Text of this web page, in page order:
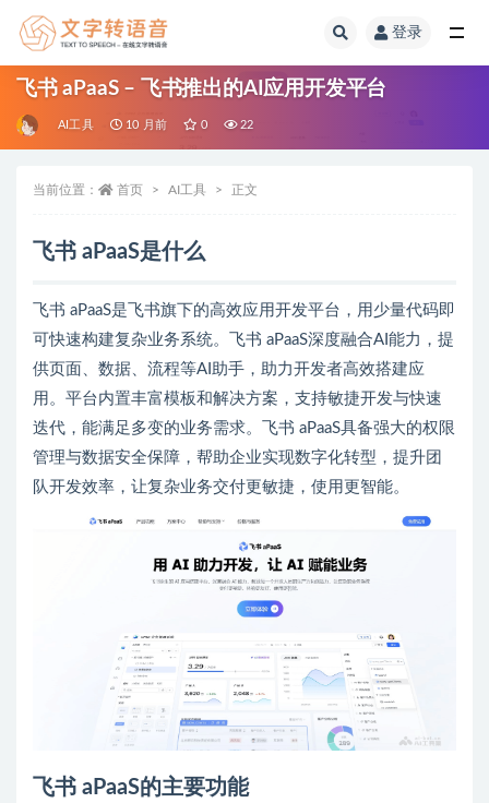
登录
飞书 aPaaS – 飞书推出的AI应用开发平台
AI工具 10 月前 0 22
当前位置： 首页 AI工具 正文
飞书 aPaaS是什么
飞书 aPaaS是飞书旗下的高效应用开发平台，用少量代码即
可快速构建复杂业务系统。飞书 aPaaS深度融合AI能力，提
供页面、数据、流程等AI助手，助力开发者高效搭建应
用。平台内置丰富模板和解决方案，支持敏捷开发与快速
迭代，能满足多变的业务需求。飞书 aPaaS具备强大的权限
管理与数据安全保障，帮助企业实现数字化转型，提升团
队开发效率，让复杂业务交付更敏捷，使用更智能。
飞书 aPaaS的主要功能